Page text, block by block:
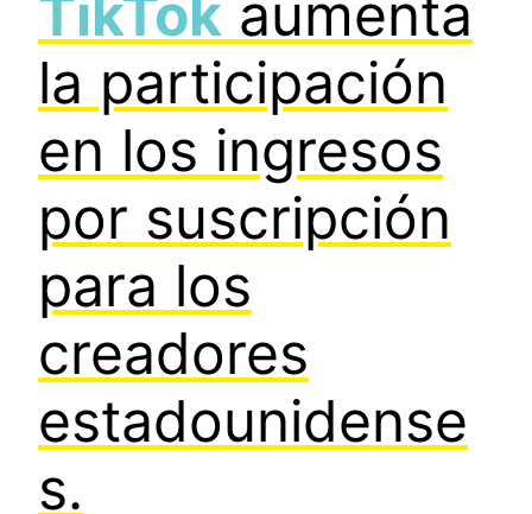
TikTok aumenta
la participación
en los ingresos
por suscripción
para los
creadores
estadounidense
s.